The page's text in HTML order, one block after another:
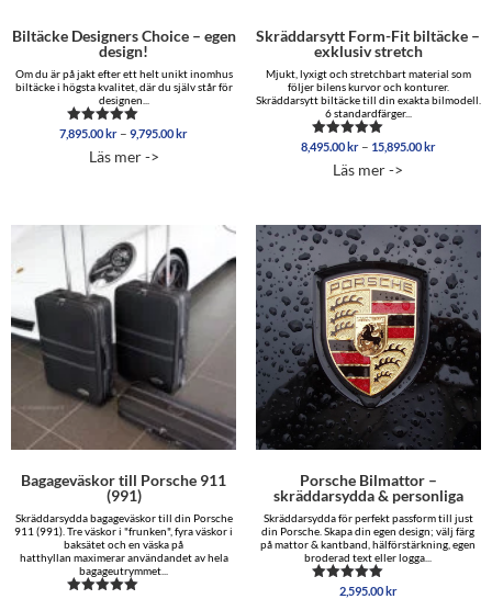
Biltäcke Designers Choice – egen
design!
Om du är på jakt efter ett helt unikt inomhus
biltäcke i högsta kvalitet, där du själv står för
designen...
Betygsatt
av 5
7,895.00kr – 9,795.00krPrisintervall:
Läs mer ->
Skräddarsytt Form-Fit biltäcke –
exklusiv stretch
Mjukt, lyxigt och stretchbart material som
följer bilens kurvor och konturer.
Skräddarsytt biltäcke till din exakta bilmodell.
6 standardfärger...
Betygsatt
av 5
8,495.00kr – 15,895.00kr
Läs mer ->
Bagageväskor till Porsche 911
(991)
Skräddarsydda bagageväskor till din Porsche
911 (991). Tre väskor i "frunken", fyra väskor i
baksätet och en väska på
hatthyllan maximerar användandet av hela
bagageutrymmet...
Porsche Bilmattor –
skräddarsydda & personliga
Skräddarsydda för perfekt passform till just
din Porsche. Skapa din egen design; välj färg
på mattor & kantband, hälförstärkning, egen
broderad text eller logga...
Betygsatt
2,595.00kr